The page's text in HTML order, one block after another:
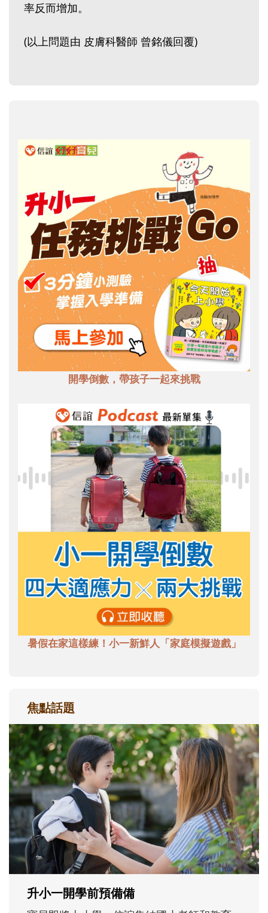
率反而增加。
(以上問題由 皮膚科醫師 曾銘儀回覆)
開學倒數，帶孩子一起來挑戰
暑假在家這樣練！小一新鮮人「家庭模擬遊戲」
焦點話題
和孩子一起長大的那個男人│讀懂父親的
不同模樣
沒有人天生就擅長當爸爸！男人總是在一次
次「前所未有」的體驗中，跟著孩子一起長
大。從給予安全感的肢體遊戲，到獨立自
主、角色認同及解決問題的能力養成。爸爸
正嘗試用不同的模樣，參與孩子每個重要的